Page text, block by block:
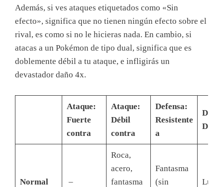
Además, si ves ataques etiquetados como «Sin
efecto», significa que no tienen ningún efecto sobre el
rival, es como si no le hicieras nada. En cambio, si
atacas a un Pokémon de tipo dual, significa que es
doblemente débil a tu ataque, e infligirás un
devastador daño 4x.
Ataque:
Fuerte
contra
Ataque:
Débil
contra
Defensa:
Resistente
a
Débil
Normal –
Roca,
acero,
fantasma
Fantasma
(sin